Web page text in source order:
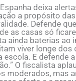
deixa
a propósito
Defende
as casas só
ainda baterias ao
viver longe dos
escola. E defende
O fiscalista
moderados, mas